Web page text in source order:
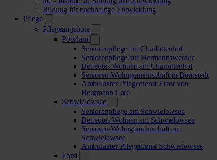
Bildung für nachhaltige Entwicklung
Pflege
Pflegeangebote
Potsdam
Seniorenpflege am Charlottenhof
Seniorenpflege auf Hermannswerder
Betreutes Wohnen am Charlottenhof
Senioren-Wohngemeinschaft in Bornstedt
Ambulanter Pflegedienst Ernst von
Bergmann Care
Schwielowsee
Seniorenpflege am Schwielowsee
Betreutes Wohnen am Schwielowsee
Senioren-Wohngemeinschaft am
Schwielowsee
Ambulanter Pflegedienst Schwielowsee
Forst